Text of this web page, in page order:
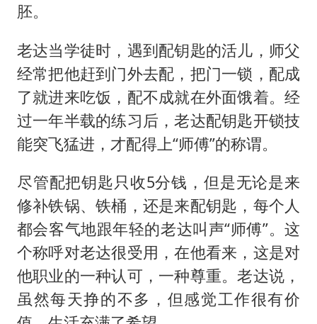
胚。
老达当学徒时，遇到配钥匙的活儿，师父
经常把他赶到门外去配，把门一锁，配成
了就进来吃饭，配不成就在外面饿着。经
过一年半载的练习后，老达配钥匙开锁技
能突飞猛进，才配得上“师傅”的称谓。
尽管配把钥匙只收5分钱，但是无论是来
修补铁锅、铁桶，还是来配钥匙，每个人
都会客气地跟年轻的老达叫声“师傅”。这
个称呼对老达很受用，在他看来，这是对
他职业的一种认可，一种尊重。老达说，
虽然每天挣的不多，但感觉工作很有价